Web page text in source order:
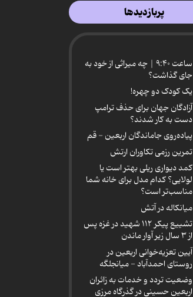
پربازدیدها
ساعت ۹:۴۰ | چه میراثی از خود به
جای گذاشت؟
یک کودک دو چهره!
آزادگان جهان برای حذف ترامپ
دست به کار شدند؟
پیاده‌روی جاماندگان اربعین - قم
تمرین رزمی تکاوران ارتش
کمد دیواری ریلی بهتر است یا
لولایی؟ کدام مدل برای خانه شما
مناسب‌تر است؟
میانکاله در آتش
تشییع پیکر ۱۱۲ شهید در غزه پس
از ۳ سال زیر آوار ماندن
آیین تعزیه‌خوانی اربعین در
روستای احمدآباد - میانجلگه
وضعیت تردد و خدمات به زائران
اربعین حسینی در گذرگاه مرزی